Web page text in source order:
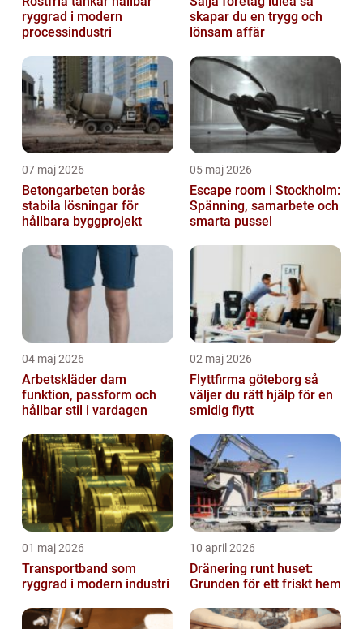
ryggrad i modern
processindustri
skapar du en trygg och
lönsam affär
07 maj 2026
Betongarbeten borås
stabila lösningar för
hållbara byggprojekt
05 maj 2026
Escape room i Stockholm:
Spänning, samarbete och
smarta pussel
04 maj 2026
Arbetskläder dam
funktion, passform och
hållbar stil i vardagen
02 maj 2026
Flyttfirma göteborg så
väljer du rätt hjälp för en
smidig flytt
01 maj 2026
Transportband som
ryggrad i modern industri
10 april 2026
Dränering runt huset:
Grunden för ett friskt hem